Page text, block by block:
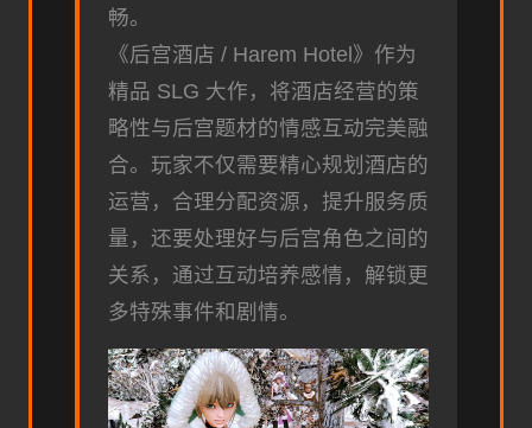
畅。
《后宫酒店 / Harem Hotel》作为
精品 SLG 大作，将酒店经营的策
略性与后宫题材的情感互动完美融
合。玩家不仅需要精心规划酒店的
运营，合理分配资源，提升服务质
量，还要处理好与后宫角色之间的
关系，通过互动培养感情，解锁更
多特殊事件和剧情。